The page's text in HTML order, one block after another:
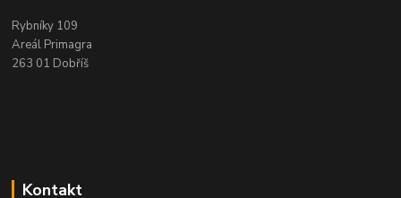
Rybníky 109
Areál Primagra
263 01 Dobříš
Kontakt